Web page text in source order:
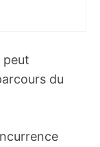
peut
du